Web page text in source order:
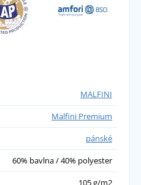
MALFINI
Malfini Premium
pánské
60% bavlna / 40% polyester